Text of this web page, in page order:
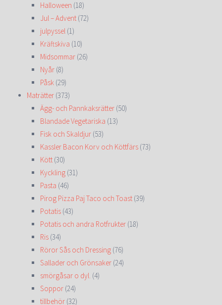
Halloween (18)
Jul – Advent (72)
julpyssel (1)
Kräftskiva (10)
Midsommar (26)
Nyår (8)
Påsk (29)
Maträtter (373)
Ägg- och Pannkaksrätter (50)
Blandade Vegetariska (13)
Fisk och Skaldjur (53)
Kassler Bacon Korv och Köttfärs (73)
Kött (30)
Kyckling (31)
Pasta (46)
Pirog Pizza Paj Taco och Toast (39)
Potatis (43)
Potatis och andra Rotfrukter (18)
Ris (34)
Röror Sås och Dressing (76)
Sallader och Grönsaker (24)
smörgåsar o dyl. (4)
Soppor (24)
tillbehör (32)